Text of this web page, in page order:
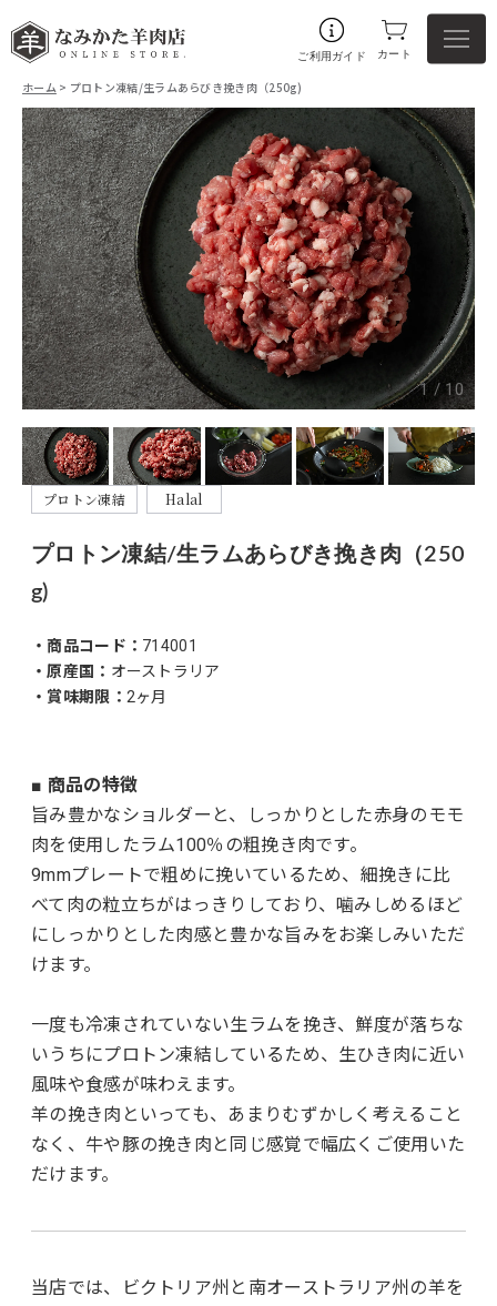
ご利用ガイド カート
ホーム> プロトン凍結/生ラムあらびき挽き肉（250g)
1/10
プロトン凍結 Halal
プロトン凍結/生ラムあらびき挽き肉（250
g)
・商品コード： 714001
・原産国： オーストラリア
・賞味期限： 2ヶ月
■ 商品の特徴
旨み豊かなショルダーと、しっかりとした赤身のモモ
肉を使用したラム100％の粗挽き肉です。
9mmプレートで粗めに挽いているため、細挽きに比
べて肉の粒立ちがはっきりしており、噛みしめるほど
にしっかりとした肉感と豊かな旨みをお楽しみいただ
けます。
一度も冷凍されていない生ラムを挽き、鮮度が落ちな
いうちにプロトン凍結しているため、生ひき肉に近い
風味や食感が味わえます。
羊の挽き肉といっても、あまりむずかしく考えること
なく、牛や豚の挽き肉と同じ感覚で幅広くご使用いた
だけます。
当店では、ビクトリア州と南オーストラリア州の羊を